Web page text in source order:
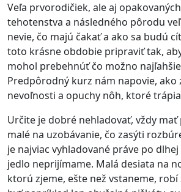
Veľa prvorodičiek, ale aj
tehotenstva a následného pôrodu
nevie, čo majú čakať a ako sa budú
toto krásne obdobie pripraviť tak,
mohol prebehnúť čo možno
Predpôrodný kurz nám napovie, ako
nevoľnosti a opuchy nôh, ktoré
Určite je dobré nehladovať, vždy mať
malé na uzobávanie, čo zasýti
je najviac vyhladované práve po
jedlo neprijímame. Malá desiata na
ktorú zjeme, ešte než vstaneme,